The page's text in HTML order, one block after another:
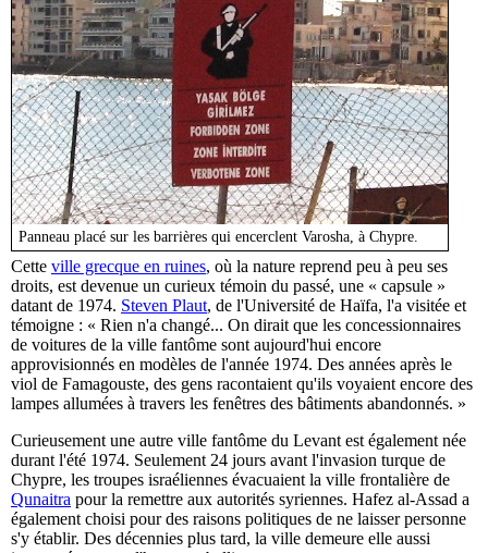
Panneau placé sur les barrières qui encerclent Varosha, à Chypre.
Cette ville grecque en ruines, où la nature reprend peu à peu ses
droits, est devenue un curieux témoin du passé, une « capsule »
datant de 1974. Steven Plaut, de l'Université de Haïfa, l'a visitée et
témoigne : « Rien n'a changé... On dirait que les concessionnaires
de voitures de la ville fantôme sont aujourd'hui encore
approvisionnés en modèles de l'année 1974. Des années après le
viol de Famagouste, des gens racontaient qu'ils voyaient encore des
lampes allumées à travers les fenêtres des bâtiments abandonnés. »
Curieusement une autre ville fantôme du Levant est également née
durant l'été 1974. Seulement 24 jours avant l'invasion turque de
Chypre, les troupes israéliennes évacuaient la ville frontalière de
Qunaitra pour la remettre aux autorités syriennes. Hafez al-Assad a
également choisi pour des raisons politiques de ne laisser personne
s'y établir. Des décennies plus tard, la ville demeure elle aussi